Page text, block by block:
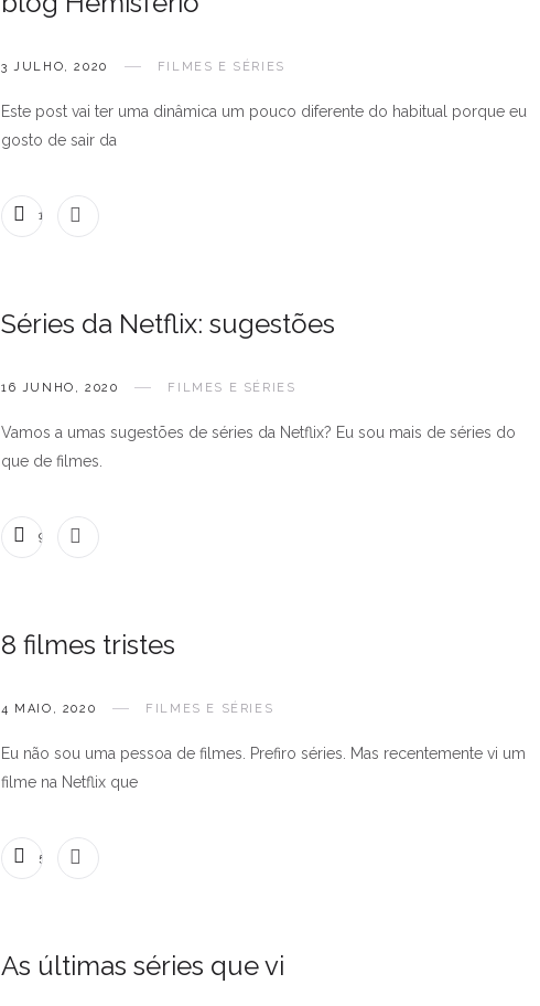
3 JULHO, 2020 FILMES E SÉRIES
Este post vai ter uma dinâmica um pouco diferente do habitual porque eu
gosto de sair da
1 COMENTÁRIO
Séries da Netflix: sugestões
16 JUNHO, 2020 FILMES E SÉRIES
Vamos a umas sugestões de séries da Netflix? Eu sou mais de séries do
que de filmes.
9 COMENTÁRIOS
8 filmes tristes
4 MAIO, 2020 FILMES E SÉRIES
Eu não sou uma pessoa de filmes. Prefiro séries. Mas recentemente vi um
filme na Netflix que
5 COMENTÁRIOS
As últimas séries que vi